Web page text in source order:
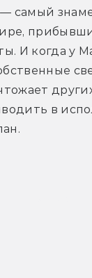
самый
И когда у
в